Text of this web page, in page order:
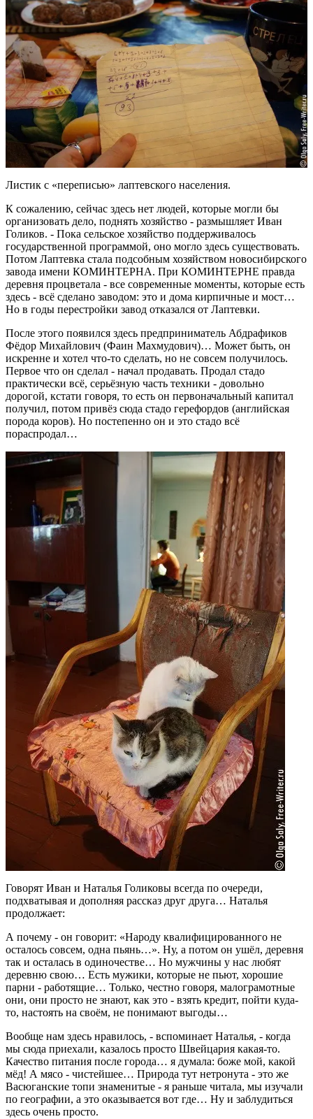
Листик с «переписью» лаптевского населения.
К сожалению, сейчас здесь нет людей, которые могли бы
организовать дело, поднять хозяйство - размышляет Иван
Голиков. - Пока сельское хозяйство поддерживалось
государственной программой, оно могло здесь существовать.
Потом Лаптевка стала подсобным хозяйством новосибирского
завода имени КОМИНТЕРНА. При КОМИНТЕРНЕ правда
деревня процветала - все современные моменты, которые есть
здесь - всё сделано заводом: это и дома кирпичные и мост…
Но в годы перестройки завод отказался от Лаптевки.
После этого появился здесь предприниматель Абдрафиков
Фёдор Михайлович (Фаин Махмудович)… Может быть, он
искренне и хотел что-то сделать, но не совсем получилось.
Первое что он сделал - начал продавать. Продал стадо
практически всё, серьёзную часть техники - довольно
дорогой, кстати говоря, то есть он первоначальный капитал
получил, потом привёз сюда стадо герефордов (английская
порода коров). Но постепенно он и это стадо всё
пораспродал…
Говорят Иван и Наталья Голиковы всегда по очереди,
подхватывая и дополняя рассказ друг друга… Наталья
продолжает:
А почему - он говорит: «Народу квалифицированного не
осталось совсем, одна пьянь…». Ну, а потом он ушёл, деревня
так и осталась в одиночестве… Но мужчины у нас любят
деревню свою… Есть мужики, которые не пьют, хорошие
парни - работящие… Только, честно говоря, малограмотные
они, они просто не знают, как это - взять кредит, пойти куда-
то, настоять на своём, не понимают выгоды…
Вообще нам здесь нравилось, - вспоминает Наталья, - когда
мы сюда приехали, казалось просто Швейцария какая-то.
Качество питания после города… я думала: боже мой, какой
мёд! А мясо - чистейшее… Природа тут нетронута - это же
Васюганские топи знаменитые - я раньше читала, мы изучали
по географии, а это оказывается вот где… Ну и заблудиться
здесь очень просто.